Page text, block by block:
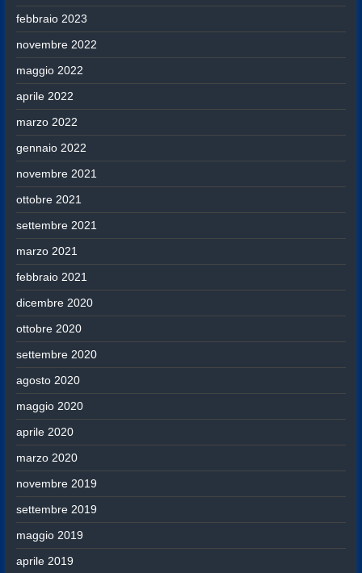
febbraio 2023
novembre 2022
maggio 2022
aprile 2022
marzo 2022
gennaio 2022
novembre 2021
ottobre 2021
settembre 2021
marzo 2021
febbraio 2021
dicembre 2020
ottobre 2020
settembre 2020
agosto 2020
maggio 2020
aprile 2020
marzo 2020
novembre 2019
settembre 2019
maggio 2019
aprile 2019